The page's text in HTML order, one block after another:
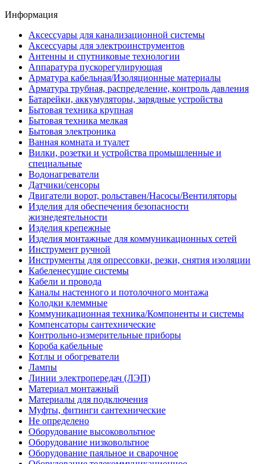
Информация
Аксессуары для канализационной системы
Аксессуары для электроинструментов
Антенны и спутниковые технологии
Аппаратура пускорегулирующая
Арматура кабельная/Изоляционные материалы
Арматура трубная, распределение, контроль давления
Батарейки, аккумуляторы, зарядные устройства
Бытовая техника крупная
Бытовая техника мелкая
Бытовая электроника
Ванная комната и туалет
Вилки, розетки и устройства промышленные и
специальные
Водонагреватели
Датчики/сенсоры
Двигатели ворот, рольставен/Насосы/Вентиляторы
Изделия для обеспечения безопасности
жизнедеятельности
Изделия крепежные
Изделия монтажные для коммуникационных сетей
Инструмент ручной
Инструменты для опрессовки, резки, снятия изоляции
Кабеленесущие системы
Кабели и провода
Каналы настенного и потолочного монтажа
Колодки клеммные
Коммуникационная техника/Компоненты и системы
Компенсаторы сантехнические
Контрольно-измерительные приборы
Короба кабельные
Котлы и обогреватели
Лампы
Линии электропередач (ЛЭП)
Материал монтажный
Материалы для подключения
Муфты, фитинги сантехнические
Не определено
Оборудование высоковольтное
Оборудование низковольтное
Оборудование паяльное и сварочное